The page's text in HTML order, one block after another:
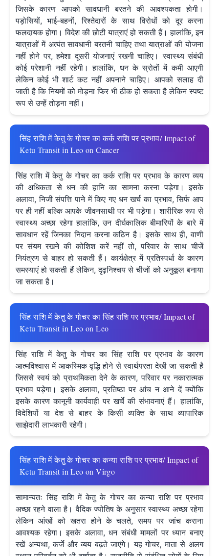
जिसके कारण आपको सावधानी बरतने की आवश्यकता होगी।
पड़ोसियों, भाई-बहनों, रिश्तेदारों के साथ विरोधों को दूर करना
फलदायक होगा। विदेश की छोटी यात्राएं हो सकती हैं। हालांकि, इन
यात्राओं में अत्यंत सावधानी बरतनी चाहिए तथा यात्राओं की योजना
नहीं होने पर, हमेशा दूसरी योजनाएं रखनी चाहिए। स्वास्थ्य संबंधी
कोई परेशानी नहीं रहेगी। हालांकि, धन के स्रोतों में कमी आएगी
लेकिन कोई भी शार्ट कट नहीं अपनाने चाहिए। आपको सलाह दी
जाती है कि नियमों को मोड़ना फिर भी ठीक हो सकता है लेकिन स्पष्ट
रूप से उन्हें तोड़ना नहीं।
सिंह राशि में केतु के गोचर का कर्क राशि पर प्रभाव/ Impact of
Ketu Transit in Leo on Cancer
सिंह राशि में केतु के गोचर का कर्क राशि पर प्रभाव के कारण व्यय
की अधिकता से धन की हानि का सामना करना पड़ेगा। इसके
अलावा, निजी संपत्ति पाने में किए गए धन खर्च का प्रभाव, सिर्फ आप
पर ही नहीं बल्कि आपके जीवनसाथी पर भी पड़ेगा। शारीरिक रूप से
स्वास्थ्य अच्छा रहेगा‌ हालांकि, उन दीर्घकालिक बीमारियों के बारे में
सावधान रहें जिनका निदान करना कठिन है। इसके साथ ही, वाणी
पर संयम रखने की कोशिश करें नहीं तो, परिवार के साथ चीजें
नियंत्रण से बाहर हो सकती हैं। कार्यक्षेत्र में प्रतिस्पर्धा के कारण
समस्याएं हो सकती हैं लेकिन, दृढ़निश्चय से चीजों को अनुकूल बनाया
जा सकता है।
सिंह राशि में केतु के गोचर का सिंह राशि पर प्रभाव/ Impact of
Ketu Transit in Leo on Leo
सिंह राशि में केतु के गोचर का सिंह राशि पर प्रभाव के कारण
आत्मविश्वास में आकस्मिक वृद्धि होने से स्वार्थपरता देखी जा सकती है
जिससे स्वयं को प्राथमिकता देने के कारण, परिवार पर नकारात्मक
प्रभाव पड़ेगा। इसके अलावा, प्रतिष्ठा पर आंच न आने दें क्योंकि
इसके कारण कानूनी कार्यवाही पर खर्चे की संभावनाएं हैं। हालांकि,
विदेशियों या देश से बाहर के किसी व्यक्ति के साथ व्यापारिक
साझेदारी लाभकारी रहेगी।
सिंह राशि में केतु के गोचर का कन्या राशि पर प्रभाव/ Impact of
Ketu Transit in Leo on Virgo
सामान्यतः सिंह राशि में केतु के गोचर का कन्या राशि पर प्रभाव
अच्छा रहने वाला है। वैदिक ज्योतिष के अनुसार स्वास्थ्य अच्छा रहेगा
लेकिन आंखों को खतरा होने के चलते, समय पर जांच कराना
आवश्यक रहेगा। इसके अलावा, धन संबंधी मामलों पर ध्यान बनाए
रखें अन्यथा, कर्जे और व्यय बढ़ते जाएंगे। यह गोचर, माता से अलग